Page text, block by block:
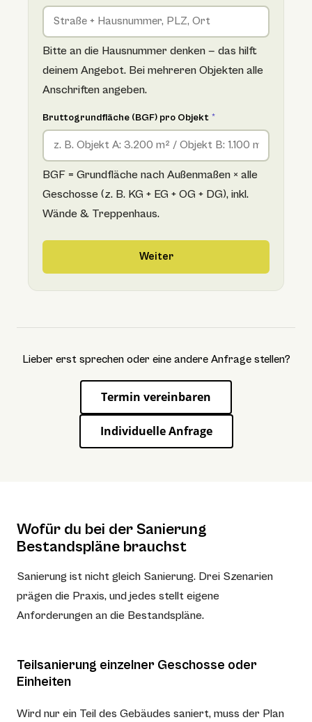
Bitte an die Hausnummer denken — das hilft
deinem Angebot. Bei mehreren Objekten alle
Anschriften angeben.
Bruttogrundfläche (BGF) pro Objekt *
BGF = Grundfläche nach Außenmaßen × alle
Geschosse (z. B. KG + EG + OG + DG), inkl.
Wände & Treppenhaus.
Weiter
Lieber erst sprechen oder eine andere Anfrage stellen?
Termin vereinbaren
Individuelle Anfrage
Wofür du bei der Sanierung
Bestandspläne brauchst
Sanierung ist nicht gleich Sanierung. Drei Szenarien
prägen die Praxis, und jedes stellt eigene
Anforderungen an die Bestandspläne.
Teilsanierung einzelner Geschosse oder
Einheiten
Wird nur ein Teil des Gebäudes saniert, muss der Plan